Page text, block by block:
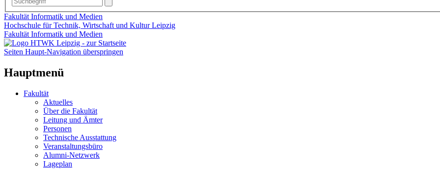
Fakultät Informatik und Medien
Hochschule für Technik, Wirtschaft und Kultur Leipzig
Fakultät Informatik und Medien
Seiten Haupt-Navigation überspringen
Hauptmenü
Fakultät
Aktuelles
Über die Fakultät
Leitung und Ämter
Personen
Technische Ausstattung
Veranstaltungsbüro
Alumni-Netzwerk
Lageplan